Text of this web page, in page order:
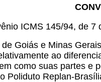
ICMS 145/94, de
Goiás e Minas
ao
como suas partes e
Poliduto Replan-